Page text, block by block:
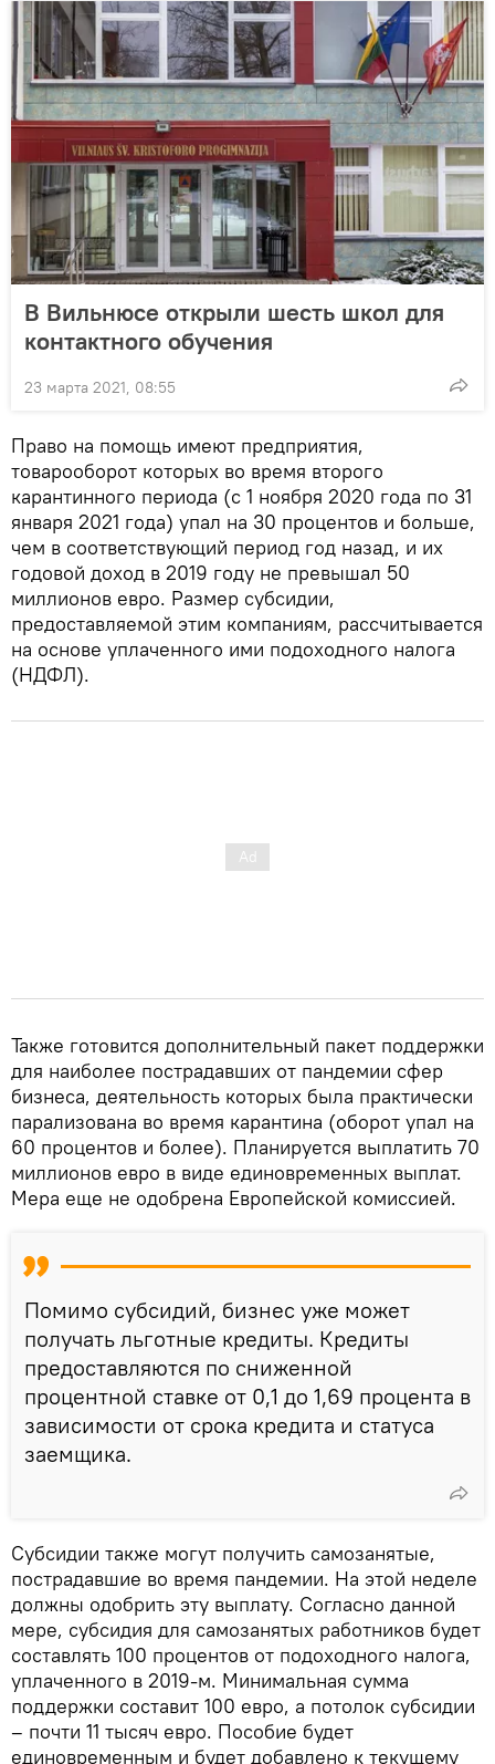
В Вильнюсе открыли шесть школ для
контактного обучения
23 марта 2021, 08:55
Право на помощь имеют предприятия,
товарооборот которых во время второго
карантинного периода (с 1 ноября 2020 года по 31
января 2021 года) упал на 30 процентов и больше,
чем в соответствующий период год назад, и их
годовой доход в 2019 году не превышал 50
миллионов евро. Размер субсидии,
предоставляемой этим компаниям, рассчитывается
на основе уплаченного ими подоходного налога
(НДФЛ).
Также готовится дополнительный пакет поддержки
для наиболее пострадавших от пандемии сфер
бизнеса, деятельность которых была практически
парализована во время карантина (оборот упал на
60 процентов и более). Планируется выплатить 70
миллионов евро в виде единовременных выплат.
Мера еще не одобрена Европейской комиссией.
Помимо субсидий, бизнес уже может
получать льготные кредиты. Кредиты
предоставляются по сниженной
процентной ставке от 0,1 до 1,69 процента в
зависимости от срока кредита и статуса
заемщика.
Субсидии также могут получить самозанятые,
пострадавшие во время пандемии. На этой неделе
должны одобрить эту выплату. Согласно данной
мере, субсидия для самозанятых работников будет
составлять 100 процентов от подоходного налога,
уплаченного в 2019-м. Минимальная сумма
поддержки составит 100 евро, а потолок субсидии
– почти 11 тысяч евро. Пособие будет
единовременным и будет добавлено к текущему